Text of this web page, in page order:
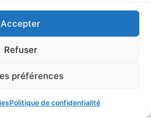
Accepter
Refuser
préférences
Politique de confidentialité
appel à un cyber négociateur permet de
ce chaos en ouvrant un canal de dialogue
avec les attaquants.